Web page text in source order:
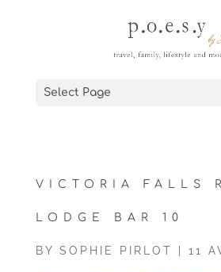
Select Page
VICTORIA FALLS
LODGE BAR 10
BY SOPHIE PIRLOT 11